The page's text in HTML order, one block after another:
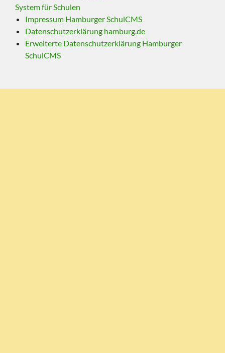
System für Schulen
Impressum Hamburger SchulCMS
Datenschutzerklärung hamburg.de
Erweiterte Datenschutzerklärung Hamburger
SchulCMS